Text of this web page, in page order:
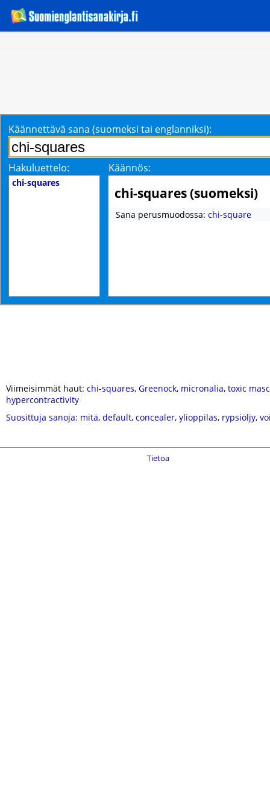
Käännettävä sana (suomeksi tai englanniksi):
Hakuluettelo: Käännös:
chi-squares
chi-squares (suomeksi)
Sana perusmuodossa: chi-square
Viimeisimmät haut: chi-squares, Greenock, micronalia, toxic
hypercontractivity
Suosittuja sanoja: mitä, default, concealer, ylioppilas, rypsiöljy,
Tietoa